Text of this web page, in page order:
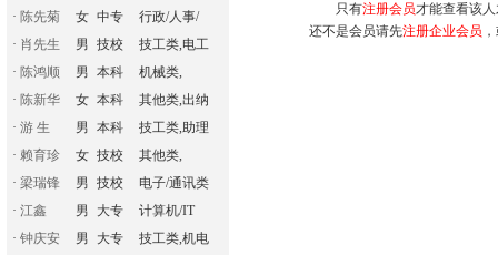
· 陈先菊 女 中专
行政/人事/
· 肖先生 男 技校
技工类,电工
· 陈鸿顺 男 本科
机械类,
· 陈新华 女 本科
其他类,出纳
· 游 生 男 本科
技工类,助理
· 赖育珍 女 技校
其他类,
· 梁瑞锋 男 技校
电子/通讯类
· 江鑫 男 大专
计算机/IT
· 钟庆安 男 大专
技工类,机电
只有注册会员才能查看该
还不是会员请先注册企业会员